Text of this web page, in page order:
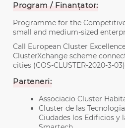
Program / Finanțator:
Programme for the
small and medium-sized
Call European Cluster
ClusterXchange scheme
cities (COS-CLUSTER-2020-3-03)
Parteneri:
Associacio Cluster
Cluster de las
Ciudades los Edificios y